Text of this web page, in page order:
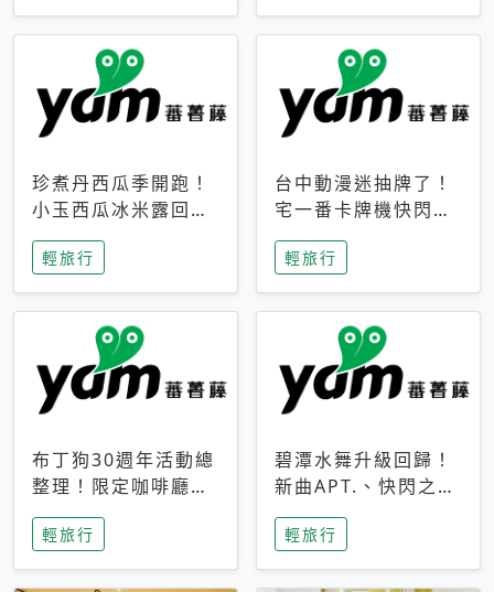
珍煮丹西瓜季開跑！
小玉西瓜冰米露回
歸，4公升分享壺也
成今夏焦點
輕旅行
台中動漫迷抽牌了！
宅一番卡牌機快閃草
悟道，15大人氣IP一
次開抽
輕旅行
布丁狗30週年活動總
整理！限定咖啡廳、
生日派對到路跑活動
一次看
輕旅行
碧潭水舞升級回歸！
新曲APT.、快閃之夜
到飛板秀，初夏夜遊
亮點一次看
輕旅行